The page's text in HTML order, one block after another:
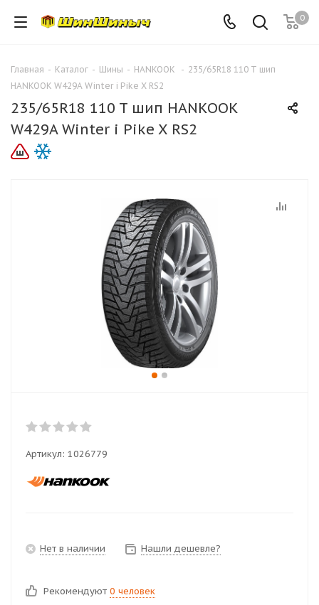
0
Главная - Каталог - Шины - HANKOOK - 235/65R18 110 T шип
HANKOOK W429A Winter i Pike X RS2
235/65R18 110 T шип HANKOOK
W429A Winter i Pike X RS2
Артикул: 1026779
Нет в наличии Нашли дешевле?
Рекомендуют 0 человек